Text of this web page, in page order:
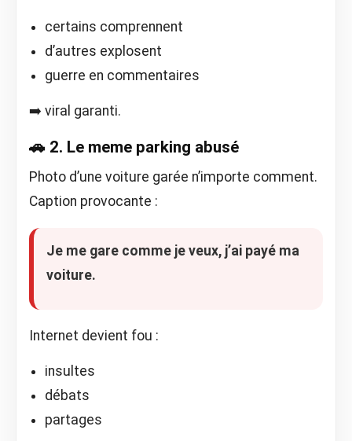
certains comprennent
d’autres explosent
guerre en commentaires
➡️ viral garanti.
🚗 2. Le meme parking abusé
Photo d’une voiture garée n’importe comment.
Caption provocante :
Je me gare comme je veux, j’ai payé ma
voiture.
Internet devient fou :
insultes
débats
partages